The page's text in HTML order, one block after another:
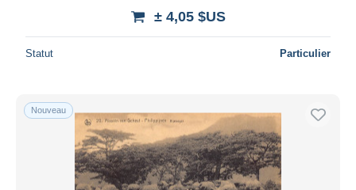
± 4,05 $US
Statut Particulier
Nouveau